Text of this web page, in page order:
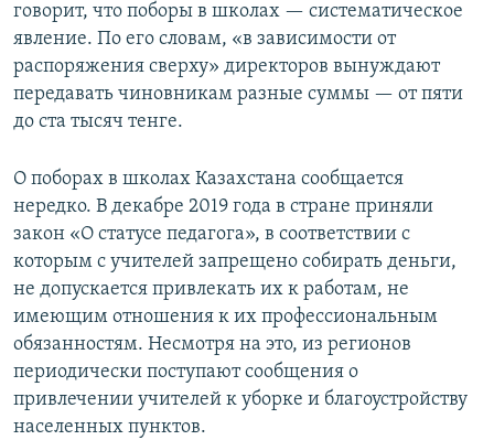
говорит, что поборы в школах — систематическое
явление. По его словам, «в зависимости от
распоряжения сверху» директоров вынуждают
передавать чиновникам разные суммы — от пяти
до ста тысяч тенге.
О поборах в школах Казахстана сообщается
нередко. В декабре 2019 года в стране приняли
закон «О статусе педагога», в соответствии с
которым с учителей запрещено собирать деньги,
не допускается привлекать их к работам, не
имеющим отношения к их профессиональным
обязанностям. Несмотря на это, из регионов
периодически поступают сообщения о
привлечении учителей к уборке и благоустройству
населенных пунктов.